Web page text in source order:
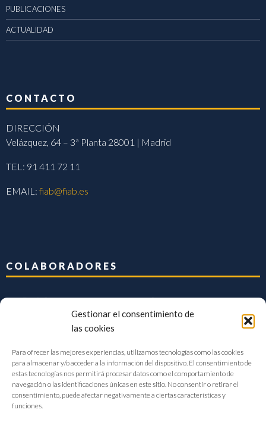
Gestionar el consentimiento de
las cookies
Para ofrecer las mejores experiencias, utilizamos tecnologías como las cookies
para almacenar y/o acceder a la información del dispositivo. El consentimiento de
estas tecnologías nos permitirá procesar datos como el comportamiento de
navegación o las identificaciones únicas en este sitio. No consentir o retirar el
consentimiento, puede afectar negativamente a ciertas características y
funciones.
PUBLICACIONES
ACTUALIDAD
CONTACTO
DIRECCIÓN
Velázquez, 64 – 3ª Planta 28001 | Madrid
TEL: 91 411 72 11
EMAIL:fiab@fiab.es
COLABORADORES